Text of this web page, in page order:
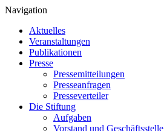
Navigation
Aktuelles
Veranstaltungen
Publikationen
Presse
Pressemitteilungen
Presseanfragen
Presseverteiler
Die Stiftung
Aufgaben
Vorstand und Geschäftsstelle